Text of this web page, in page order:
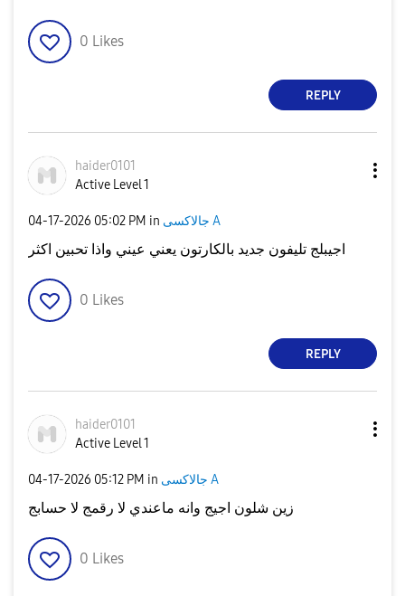
0 Likes
REPLY
haider0101
Active Level 1
‎04-17-2026 05:02 PM in جالاكسى A
اجيبلج تليفون جديد بالكارتون يعني عيني واذا تحبين اكثر
0 Likes
REPLY
haider0101
Active Level 1
‎04-17-2026 05:12 PM in جالاكسى A
زين شلون اجيج وانه ماعندي لا رقمج لا حسابج
0 Likes